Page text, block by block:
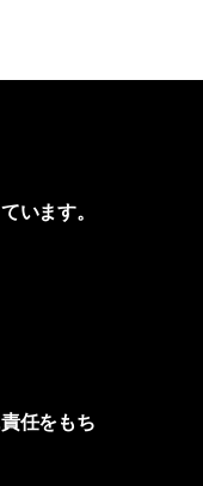
います。
任をもち